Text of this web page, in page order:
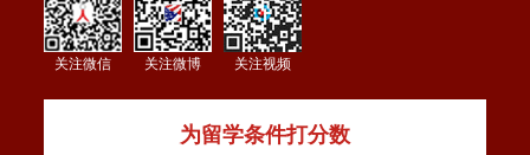
关注微信 关注微博 关注视频
为留学条件打分数